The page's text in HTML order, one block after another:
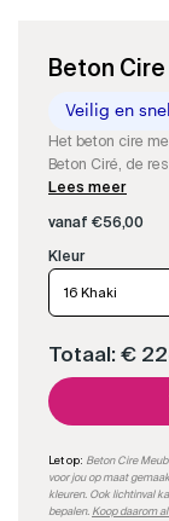
Beton Cire
Het beton cire
Beton Ciré, de
sealer om een
Lees meer
vanaf €56,00
16 Khaki
Totaal: €
Let op: Beton Cire
voor jou op maat
kleuren. Ook lichtinval
bepalen. Koop daarom